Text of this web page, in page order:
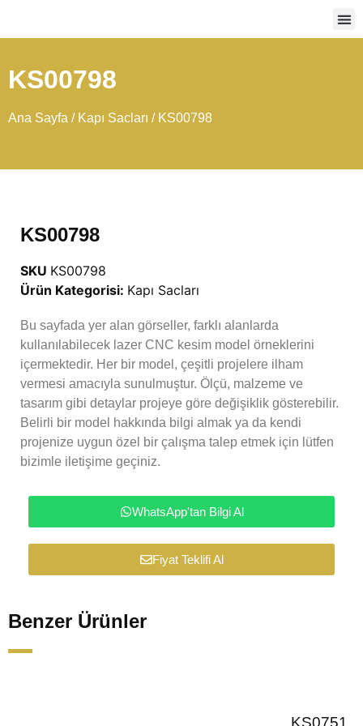
KS00798
Ana Sayfa / Kapı Sacları / KS00798
KS00798
SKU KS00798
Ürün Kategorisi: Kapı Sacları
Bu sayfada yer alan görseller, farklı alanlarda
kullanılabilecek lazer CNC kesim model örneklerini
içermektedir. Her bir model, çeşitli projelere ilham
vermesi amacıyla sunulmuştur. Ölçü, malzeme ve
tasarım gibi detaylar projeye göre değişiklik gösterebilir.
Belirli bir model hakkında bilgi almak ya da kendi
projenize uygun özel bir çalışma talep etmek için lütfen
bizimle iletişime geçiniz.
WhatsApp'tan Bilgi Al
Fiyat Teklifi Al
Benzer Ürünler
KS0751